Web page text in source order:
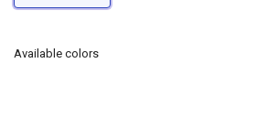
Available colors